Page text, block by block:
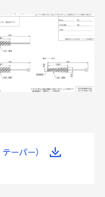
ーパー）